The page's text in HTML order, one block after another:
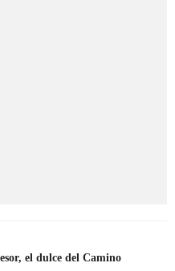
el dulce del Camino